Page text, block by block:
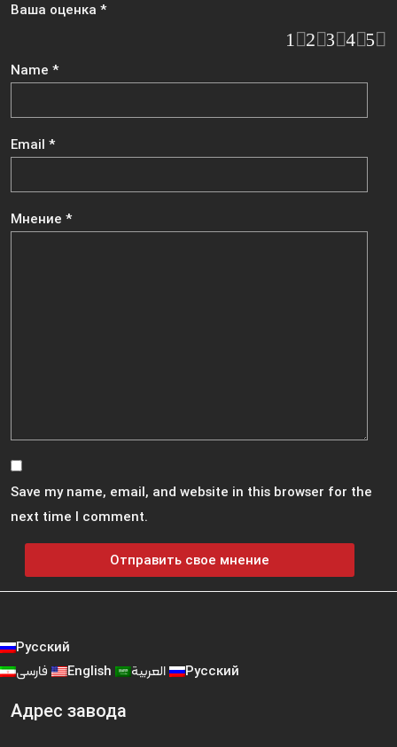
Мнение *
Name *
Email *
Save my name, email, and website in this browser for the
next time I comment.
Ваша оценка *
5
4
3
2
1
Русский
English Русский
Адрес завода